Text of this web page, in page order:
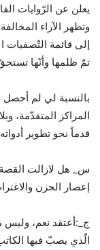
يعلن عن الرّوايات
وتظهر الآراء
إلى قائمة التّصفيات
تمّ ظلمها وأنّها
بالنسبة لي لم
المراكز المتقدّمة،
قدماً نحو تطوير
س_ هل لازالت القصة
إعصار الحزن
ج_:أعتقد نعم، وليس
الّذي يصبّ فيها